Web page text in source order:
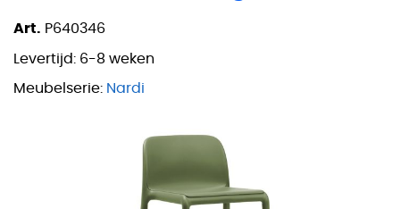
Art. P640346
Levertijd: 6-8 weken
Meubelserie: Nardi